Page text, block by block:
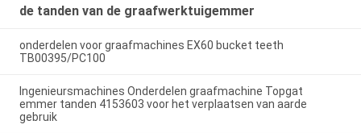
de tanden van de graafwerktuigemmer
onderdelen voor graafmachines EX60 bucket teeth
TB00395/PC100
Ingenieursmachines Onderdelen graafmachine Topgat
emmer tanden 4153603 voor het verplaatsen van aarde
gebruik